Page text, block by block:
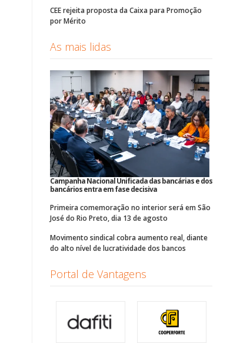
CEE rejeita proposta da Caixa para Promoção
por Mérito
As mais lidas
Campanha Nacional Unificada das bancárias e dos
bancários entra em fase decisiva
Primeira comemoração no interior será em São
José do Rio Preto, dia 13 de agosto
Movimento sindical cobra aumento real, diante
do alto nível de lucratividade dos bancos
Portal de Vantagens